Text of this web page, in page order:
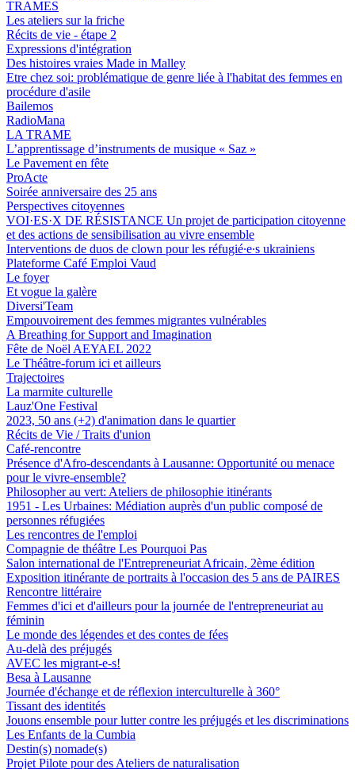
TRAMES
Les ateliers sur la friche
Récits de vie - étape 2
Expressions d'intégration
Des histoires vraies Made in Malley
Etre chez soi: problématique de genre liée à l'habitat des femmes en
procédure d'asile
Bailemos
RadioMana
LA TRAME
L’apprentissage d’instruments de musique « Saz »
Le Pavement en fête
ProActe
Soirée anniversaire des 25 ans
Perspectives citoyennes
VOI·ES·X DE RÉSISTANCE Un projet de participation citoyenne
et des actions de sensibilisation au vivre ensemble
Interventions de duos de clown pour les réfugié∙e∙s ukrainiens
Plateforme Café Emploi Vaud
Le foyer
Et vogue la galère
Diversi'Team
Empouvoirement des femmes migrantes vulnérables
A Breathing for Support and Imagination
Fête de Noël AEYAEL 2022
Le Théâtre-forum ici et ailleurs
Trajectoires
La marmite culturelle
Lauz'One Festival
2023, 50 ans (+2) d'animation dans le quartier
Récits de Vie / Traits d'union
Café-rencontre
Présence d'Afro-descendants à Lausanne: Opportunité ou menace
pour le vivre-ensemble?
Philosopher au vert: Ateliers de philosophie itinérants
1951 - Les Urbaines: Médiation auprès d'un public composé de
personnes réfugiées
Les rencontres de l'emploi
Compagnie de théâtre Les Pourquoi Pas
Salon international de l'Entrepreneuriat Africain, 2ème édition
Exposition itinérante de portraits à l'occasion des 5 ans de PAIRES
Rencontre littéraire
Femmes d'ici et d'ailleurs pour la journée de l'entrepreneuriat au
féminin
Le monde des légendes et des contes de fées
Au-delà des préjugés
AVEC les migrant-e-s!
Besa à Lausanne
Journée d'échange et de réflexion interculturelle à 360°
Tissant des identités
Jouons ensemble pour lutter contre les préjugés et les discriminations
Les Enfants de la Cumbia
Destin(s) nomade(s)
Projet Pilote pour des Ateliers de naturalisation